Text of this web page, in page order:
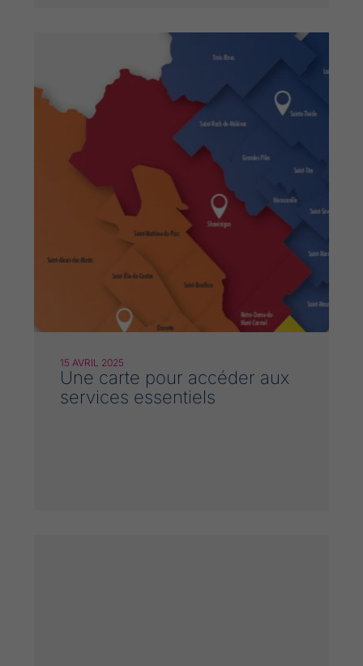
15 AVRIL 2025
Une carte pour accéder aux
services essentiels